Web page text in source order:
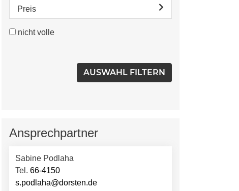
Preis
nicht volle
Ansprechpartner
Sabine Podlaha
Tel. 66-4150
s.podlaha@dorsten.de